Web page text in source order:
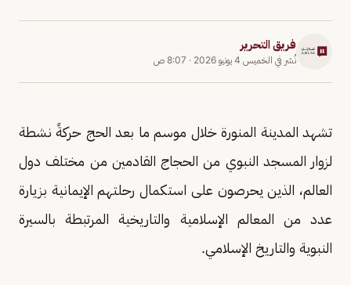
فريق التحرير
نُشر في الخميس 4 يونيو 2026 · 8:07 ص
تشهد المدينة المنورة خلال موسم ما بعد الحج حركةً نشطة
لزوار المسجد النبوي من الحجاج القادمين من مختلف دول
العالم، الذين يحرصون على استكمال رحلتهم الإيمانية بزيارة
عدد من المعالم الإسلامية والتاريخية المرتبطة بالسيرة
النبوية والتاريخ الإسلامي.